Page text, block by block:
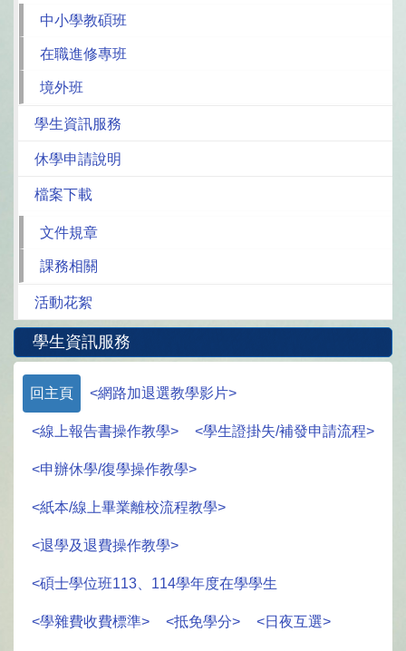
中小學教碩班
在職進修專班
境外班
學生資訊服務
休學申請說明
檔案下載
文件規章
課務相關
活動花絮
學生資訊服務
回主頁 <網路加退選教學影片>
<線上報告書操作教學> <學生證掛失/補發申請流程>
<申辦休學/復學操作教學>
<紙本/線上畢業離校流程教學>
<退學及退費操作教學>
<碩士學位班113、114學年度在學學生
<學雜費收費標準> <抵免學分> <日夜互選>